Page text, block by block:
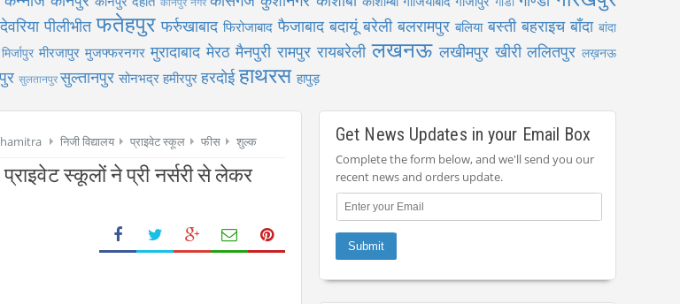
देवरिया पीलीभीत फतेहपुर फर्रुखाबाद फिरोजाबाद फैजाबाद बदायूं बरेली बलरामपुर बलिया बस्ती बहराइच बाँदा बांदा
मिर्जापुर मीरजापुर मुजफ्फरनगर मुरादाबाद मेरठ मैनपुरी रामपुर रायबरेली लखनऊ लखीमपुर खीरी ललितपुर लख़नऊ
सुलतानपुरसुल्तानपुर सोनभद्र हमीरपुर हरदोई हाथरस हापुड़
निजी विद्यालय प्राइवेट स्कूल फीस शुल्क
स्कूलों ने प्री नर्सरी से लेकर
Get News Updates in your Email Box
Complete the form below, and we'll send you our
recent news and orders update.